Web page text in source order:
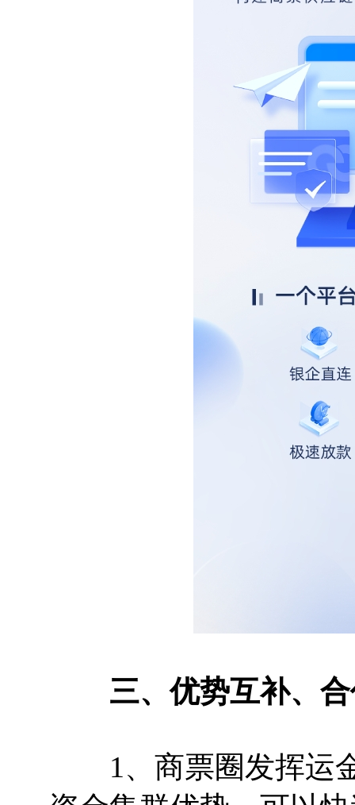
三、优势互补、合
1、商票圈发挥运金